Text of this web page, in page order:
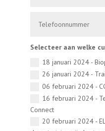
Selecteer aan welke
18 januari 2024 -
26 januari 2024 -
06 februari 2024 -
16 februari 2024 -
Connect
20 februari 2024 -